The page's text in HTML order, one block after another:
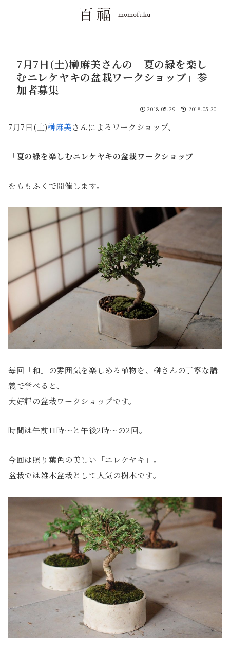
7月7日(土)榊麻美さんの「夏の緑を楽し
むニレケヤキの盆栽ワークショップ」参
加者募集
2018.05.29 2018.05.30
7月7日(土)榊麻美さんによるワークショップ、
「夏の緑を楽しむニレケヤキの盆栽ワークショップ」
をももふくで開催します。
毎回「和」の雰囲気を楽しめる植物を、榊さんの丁寧な講
義で学べると、
大好評の盆栽ワークショップです。
時間は午前11時〜と午後2時〜の2回。
今回は照り葉色の美しい「ニレケヤキ」。
盆栽では雑木盆栽として人気の樹木です。